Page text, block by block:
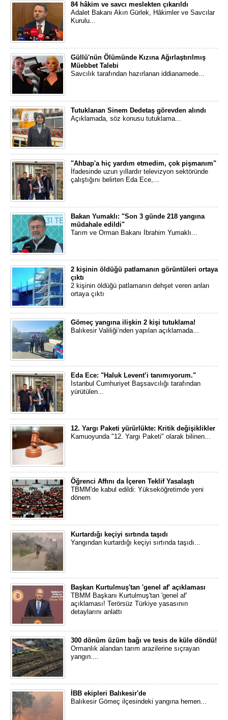
84 hâkim ve savcı meslekten çıkarıldı
Adalet Bakanı Akın Gürlek, Hâkimler ve Savcılar
Kurulu...
Güllü'nün Ölümünde Kızına Ağırlaştırılmış
Müebbet Talebi
Savcılık tarafından hazırlanan iddianamede...
Tutuklanan Sinem Dedetaş görevden alındı
Açıklamada, söz konusu tutuklama...
"Ahbap'a hiç yardım etmedim, çok pişmanım"
İfadesinde uzun yıllardır televizyon sektöründe
çalıştığını belirten Eda Ece,...
Bakan Yumaklı: "Son 3 günde 218 yangına
müdahale edildi"
Tarım ve Orman Bakanı İbrahim Yumaklı...
2 kişinin öldüğü patlamanın görüntüleri ortaya
çıktı
2 kişinin öldüğü patlamanın dehşet veren anları
ortaya çıktı
Gömeç yangına ilişkin 2 kişi tutuklama!
Balıkesir Valiliği’nden yapılan açıklamada...
Eda Ece: "Haluk Levent’i tanımıyorum."
İstanbul Cumhuriyet Başsavcılığı tarafından
yürütülen...
12. Yargı Paketi yürürlükte: Kritik değişiklikler
Kamuoyunda "12. Yargı Paketi" olarak bilinen...
Öğrenci Affını da İçeren Teklif Yasalaştı
TBMM'de kabul edildi: Yükseköğretimde yeni
dönem
Kurtardığı keçiyi sırtında taşıdı
Yangından kurtardığı keçiyi sırtında taşıdı...
Başkan Kurtulmuş'tan 'genel af' açıklaması
TBMM Başkanı Kurtulmuş'tan 'genel af'
açıklaması! Terörsüz Türkiye yasasının
detaylarını anlattı
300 dönüm üzüm bağı ve tesis de küle döndü!
Ormanlık alandan tarım arazilerine sıçrayan
yangın....
İBB ekipleri Balıkesir'de
Balıkesir Gömeç ilçesindeki yangına hemen...